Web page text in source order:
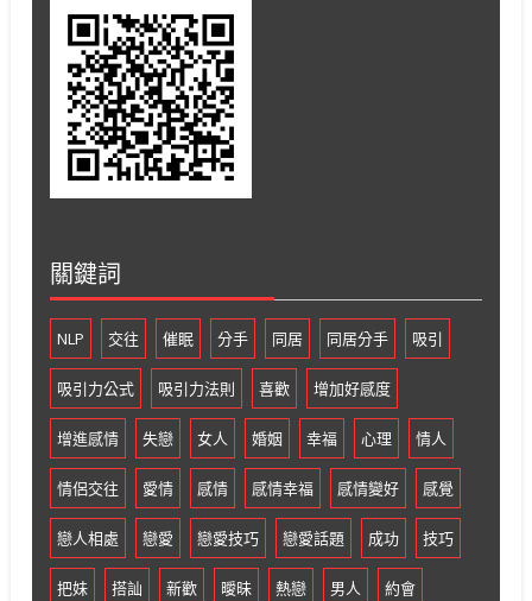
關鍵詞
NLP 交往 催眠 分手 同居 同居分手 吸引
吸引力公式 吸引力法則 喜歡 增加好感度
增進感情 失戀 女人 婚姻 幸福 心理 情人
情侶交往 愛情 感情 感情幸福 感情變好 感覺
戀人相處 戀愛 戀愛技巧 戀愛話題 成功 技巧
把妹 搭訕 新歡 曖昧 熱戀 男人 約會